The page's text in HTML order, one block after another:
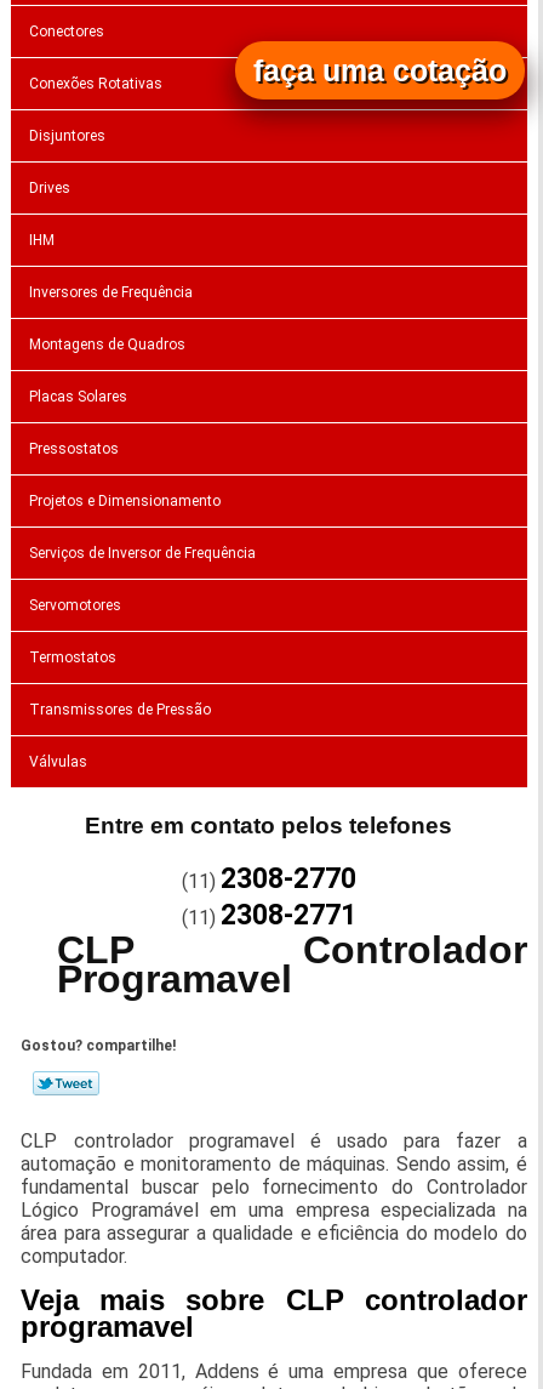
Conectores
Conexões Rotativas
Disjuntores
Drives
IHM
Inversores de Frequência
Montagens de Quadros
Placas Solares
Pressostatos
Projetos e Dimensionamento
Serviços de Inversor de Frequência
Servomotores
Termostatos
Transmissores de Pressão
Válvulas
Entre em contato pelos telefones
(11) 2308-2770
(11) 2308-2771
CLP Controlador
Programavel
Gostou? compartilhe!
CLP controlador programavel é usado para fazer a
automação e monitoramento de máquinas. Sendo assim, é
fundamental buscar pelo fornecimento do Controlador
Lógico Programável em uma empresa especializada na
área para assegurar a qualidade e eficiência do modelo do
computador.
Veja mais sobre CLP controlador
programavel
Fundada em 2011, Addens é uma empresa que oferece
faça uma cotação